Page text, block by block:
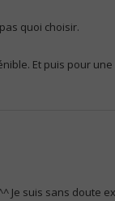
quoi choisir.
Et puis pour
Je suis sans doute